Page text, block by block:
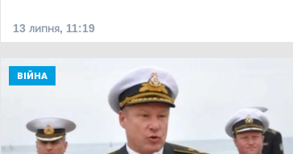
13 липня, 11:19
ВІЙНА